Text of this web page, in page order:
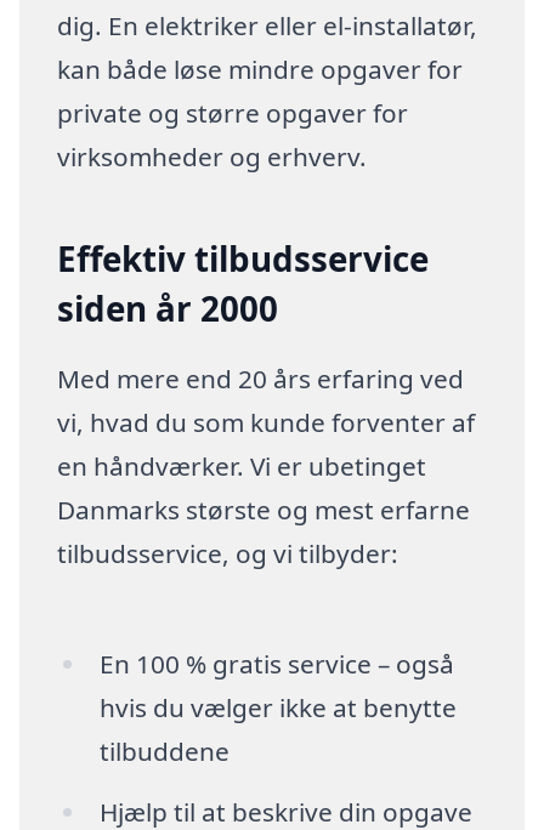
dig. En elektriker eller el-installatør,
kan både løse mindre opgaver for
private og større opgaver for
virksomheder og erhverv.
Effektiv tilbudsservice
siden år 2000
Med mere end 20 års erfaring ved
vi, hvad du som kunde forventer af
en håndværker. Vi er ubetinget
Danmarks største og mest erfarne
tilbudsservice, og vi tilbyder:
En 100 % gratis service – også
hvis du vælger ikke at benytte
tilbuddene
Hjælp til at beskrive din opgave